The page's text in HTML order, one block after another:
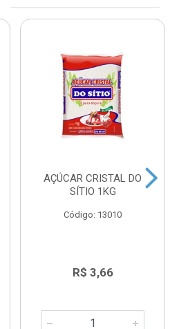
AÇÚCAR CRISTAL DO
SÍTIO 1KG
Código: 13010
R$ 3,66